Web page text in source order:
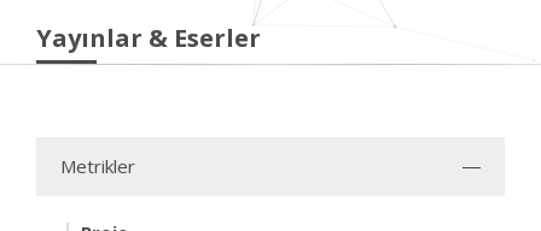
Yayınlar & Eserler
Metrikler